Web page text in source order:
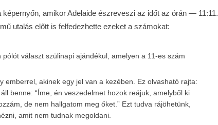
amikor Adelaide észreveszi az időt az órán — 11:11.
utalás előtt is felfedezhette ezeket a számokat:
választ szülinapi ajándékul, amelyen a 11-es szám
emberrel, akinek egy jel van a kezében. Ez olvasható rajta:
benne: “Íme, én veszedelmet hozok reájuk, amelyből ki
de nem hallgatom meg őket.” Ezt tudva rájöhetünk,
amit nem tudnak megoldani.